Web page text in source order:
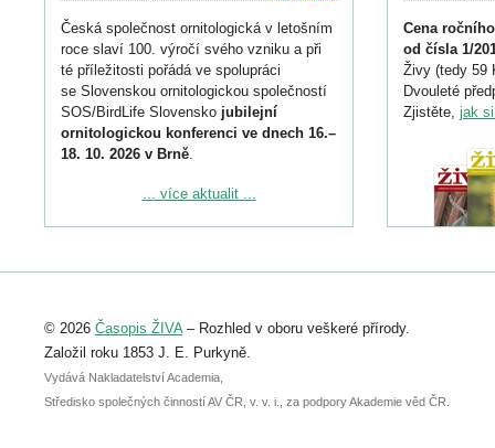
Česká společnost ornitologická v letošním
roce slaví 100. výročí svého vzniku a při
té příležitosti pořádá ve spolupráci
se Slovenskou ornitologickou společností
SOS/BirdLife Slovensko jubilejní
ornitologickou konferenci ve dnech 16.–
18. 10. 2026 v Brně.
Podrobnější informace ke konferenci
Registrovat se můžete do 6. září.
abstraktu přihlášené přednášky nebo
posteru je už 30. června.
... více aktualit ...
Cena
od čísla 1/
Živy (tedy 59
Dvouleté
Zjistěte, jak
© 2026 Časopis ŽIVA– Rozhled v oboru veškeré přírody.
Založil roku 1853 J. E. Purkyně.
Vydává Nakladatelství Academia,
Středisko společných činností AV ČR, v. v. i., za podpory Akademie věd ČR.